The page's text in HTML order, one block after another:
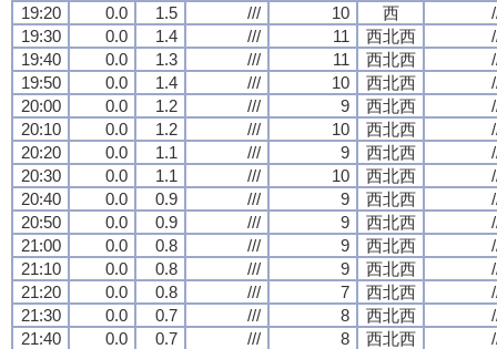
19:20
0.0 1.5 /// 10 西
19:30
0.0 1.4 /// 11 西北西
19:40
0.0 1.3 /// 11 西北西
19:50
0.0 1.4 /// 10 西北西
20:00
0.0 1.2 /// 9 西北西
20:10
0.0 1.2 /// 10 西北西
20:20
0.0 1.1 /// 9 西北西
20:30
0.0 1.1 /// 10 西北西
20:40
0.0 0.9 /// 9 西北西
20:50
0.0 0.9 /// 9 西北西
21:00
0.0 0.8 /// 9 西北西
21:10
0.0 0.8 /// 9 西北西
21:20
0.0 0.8 /// 7 西北西
21:30
0.0 0.7 /// 8 西北西
21:40
0.0 0.7 /// 8 西北西